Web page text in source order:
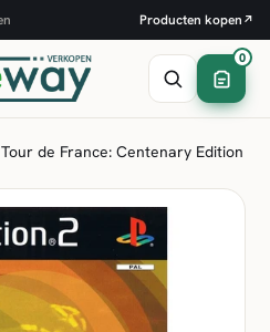
Producten kopen ↗
0
Tour de France: Centenary Edition